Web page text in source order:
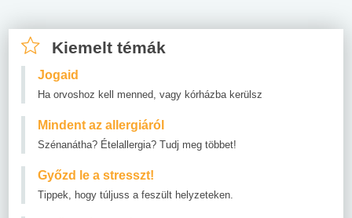
Kiemelt témák
Jogaid
Ha orvoshoz kell menned, vagy kórházba kerülsz
Mindent az allergiáról
Szénanátha? Ételallergia? Tudj meg többet!
Győzd le a stresszt!
Tippek, hogy túljuss a feszült helyzeteken.